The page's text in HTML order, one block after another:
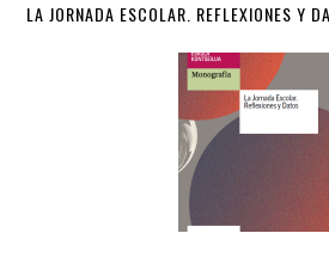
LA JORNADA ESCOLAR. REFLEXIONES Y